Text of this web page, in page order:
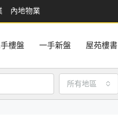
內地物業
樓盤 一手新盤 屋苑樓書
所有地區